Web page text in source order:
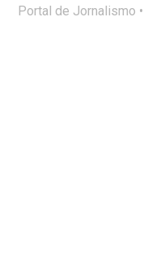
Portal de Jornalismo